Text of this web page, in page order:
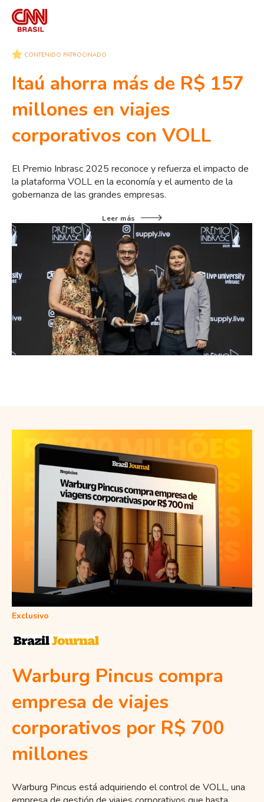
CONTENIDO PATROCINADO
Itaú ahorra más de R$ 157
millones en viajes
corporativos con VOLL
El Premio Inbrasc 2025 reconoce y refuerza el impacto de
la plataforma VOLL en la economía y el aumento de la
gobernanza de las grandes empresas.
Leer más
Exclusivo
Warburg Pincus compra
empresa de viajes
corporativos por R$ 700
millones
Warburg Pincus está adquiriendo el control de VOLL, una